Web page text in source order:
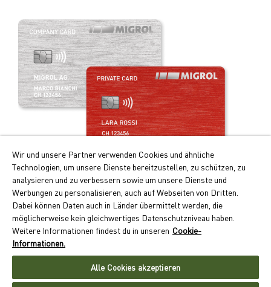
Profitez de la carte de paiement intelligente!
Les principaux avantages de la Migrolcard:
Doubles points Cumulus pour le carburant et recharge
électrique
Paiement sans numéraire avec facture mensuelle
Large acceptation dans quelque 550 sites en Suisse
Demander maintenant la Migrolcard
Wir und unsere Partner verwenden Cookies und ähnliche
Technologien, um unsere Dienste bereitzustellen, zu schützen, zu
analysieren und zu verbessern sowie um unsere Dienste und
Werbungen zu personalisieren, auch auf Webseiten von Dritten.
Dabei können Daten auch in Länder übermittelt werden, die
möglicherweise kein gleichwertiges Datenschutzniveau haben.
Weitere Informationen findest du in unseren Cookie-
Informationen.
Alle Cookies akzeptieren